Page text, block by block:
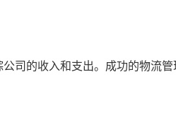
司的收入和支出。成功的物流